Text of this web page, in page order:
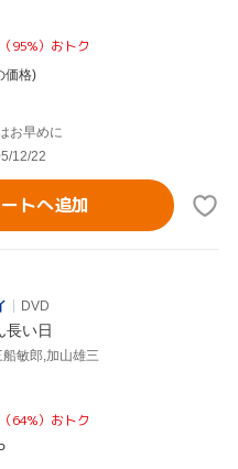
95%）おトク
価格)
お早めに
12/22
トへ追加
DVD
長い日
敏郎,加山雄三
64%）おトク